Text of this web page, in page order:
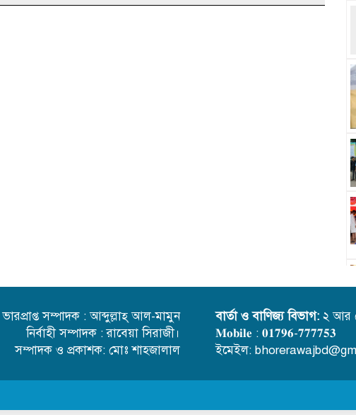
ভারপ্রাপ্ত সম্পাদক : আব্দুল্লাহ্ আল-মামুন
নির্বাহী সম্পাদক : রাবেয়া সিরাজী।
সম্পাদক ও প্রকাশক: মোঃ শাহজালাল
বার্তা ও বাণিজ্য বিভাগ: ২ আর
𝐌𝐨𝐛𝐢𝐥𝐞 : 𝟎𝟏𝟕𝟗𝟔-𝟕𝟕𝟕𝟕𝟓𝟑
ইমেইল: